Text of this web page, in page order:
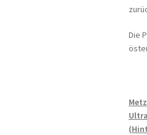
Die